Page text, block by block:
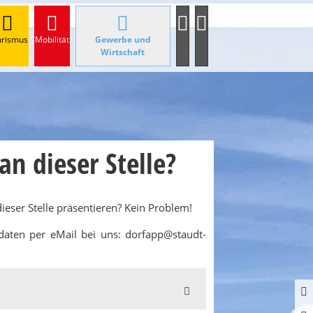
Mobilität
Gewerbe und
Wirtschaft
dieser Stelle?
Stelle präsentieren? Kein Problem!
per eMail bei uns: dorfapp@staudt-